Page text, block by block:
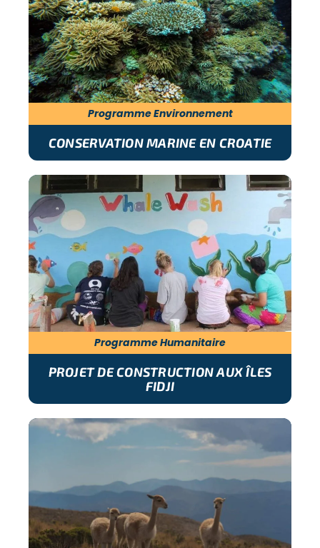
Programme Environnement
CONSERVATION MARINE EN CROATIE
Programme Humanitaire
PROJET DE CONSTRUCTION AUX ÎLES
FIDJI